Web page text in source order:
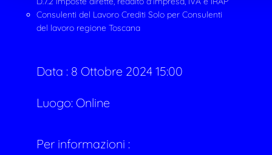
Consulenti del Lavoro Crediti Solo per Consulenti
del lavoro regione Toscana
Data : 8 Ottobre 2024 15:00
Luogo: Online
Per informazioni :